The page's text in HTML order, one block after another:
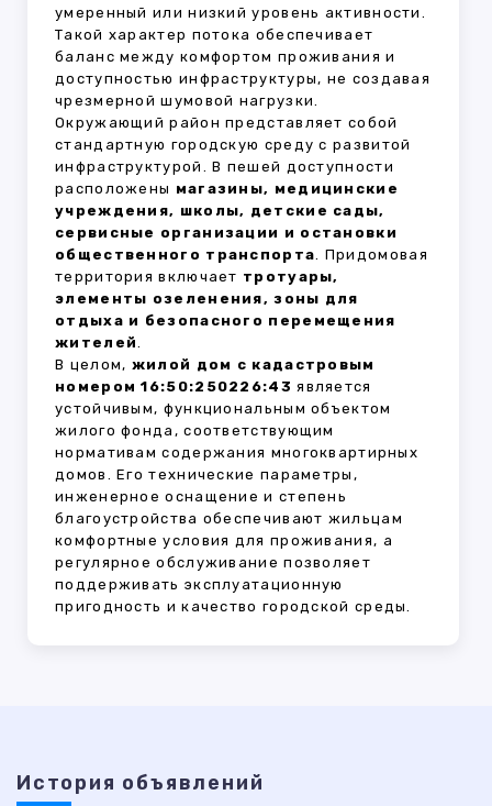
умеренный или низкий уровень активности.
Такой характер потока обеспечивает
баланс между комфортом проживания и
доступностью инфраструктуры, не создавая
чрезмерной шумовой нагрузки.
Окружающий район представляет собой
стандартную городскую среду с развитой
инфраструктурой. В пешей доступности
расположены магазины, медицинские
учреждения, школы, детские сады,
сервисные организации и остановки
общественного транспорта. Придомовая
территория включает тротуары,
элементы озеленения, зоны для
отдыха и безопасного перемещения
жителей.
В целом, жилой дом с кадастровым
номером 16:50:250226:43 является
устойчивым, функциональным объектом
жилого фонда, соответствующим
нормативам содержания многоквартирных
домов. Его технические параметры,
инженерное оснащение и степень
благоустройства обеспечивают жильцам
комфортные условия для проживания, а
регулярное обслуживание позволяет
поддерживать эксплуатационную
пригодность и качество городской среды.
История объявлений